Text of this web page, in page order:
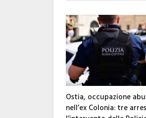
Ostia, occupazione
nell’ex Colonia: tre